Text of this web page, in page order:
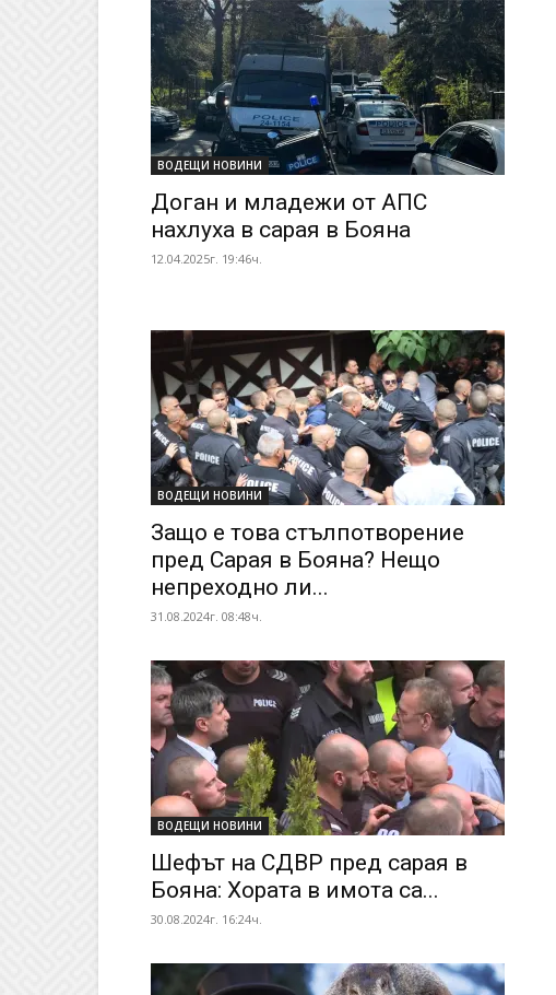
ВОДЕЩИ НОВИНИ
Доган и младежи от АПС
нахлуха в сарая в Бояна
12.04.2025г. 19:46ч.
ВОДЕЩИ НОВИНИ
Защо е това стълпотворение
пред Сарая в Бояна? Нещо
непреходно ли...
31.08.2024г. 08:48ч.
ВОДЕЩИ НОВИНИ
Шефът на СДВР пред сарая в
Бояна: Хората в имота са...
30.08.2024г. 16:24ч.